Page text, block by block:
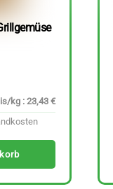
kg : 23,43 €